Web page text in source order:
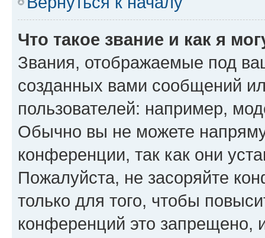
Что такое звание и как я
Звания, отображаемые под
созданных вами сообщений
пользователей: например,
Обычно вы не можете
конференции, так как они
Пожалуйста, не засоряйте
только для того, чтобы
конференций это запрещено,